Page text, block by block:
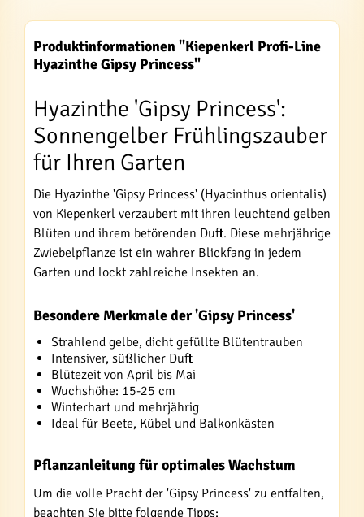
Produktinformationen "Kiepenkerl Profi-Line
Hyazinthe Gipsy Princess"
Hyazinthe 'Gipsy Princess':
Sonnengelber Frühlingszauber
für Ihren Garten
Die Hyazinthe 'Gipsy Princess' (Hyacinthus orientalis)
von Kiepenkerl verzaubert mit ihren leuchtend gelben
Blüten und ihrem betörenden Duft. Diese mehrjährige
Zwiebelpflanze ist ein wahrer Blickfang in jedem
Garten und lockt zahlreiche Insekten an.
Besondere Merkmale der 'Gipsy Princess'
Strahlend gelbe, dicht gefüllte Blütentrauben
Intensiver, süßlicher Duft
Blütezeit von April bis Mai
Wuchshöhe: 15-25 cm
Winterhart und mehrjährig
Ideal für Beete, Kübel und Balkonkästen
Pflanzanleitung für optimales Wachstum
Um die volle Pracht der 'Gipsy Princess' zu entfalten,
beachten Sie bitte folgende Tipps: